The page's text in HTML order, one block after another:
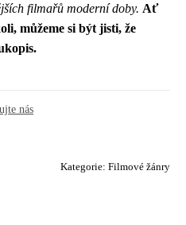
filmařů moderní doby. Ať
můžeme si být jisti, že
nás
Kategorie: Filmové žánry